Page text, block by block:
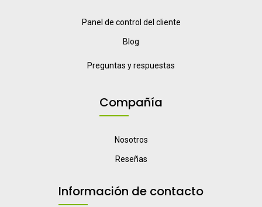
Panel de control del cliente
Blog
Preguntas y respuestas
Compañía
Nosotros
Reseñas
Información de contacto